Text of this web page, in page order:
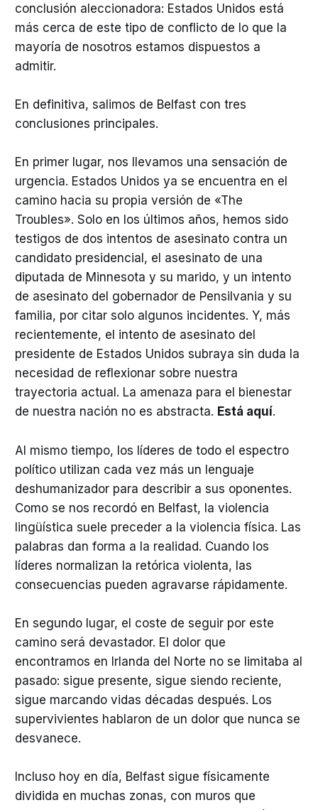
conclusión aleccionadora: Estados Unidos está
más cerca de este tipo de conflicto de lo que la
mayoría de nosotros estamos dispuestos a
admitir.
En definitiva, salimos de Belfast con tres
conclusiones principales.
En primer lugar, nos llevamos una sensación de
urgencia. Estados Unidos ya se encuentra en el
camino hacia su propia versión de «The
Troubles». Solo en los últimos años, hemos sido
testigos de dos intentos de asesinato contra un
candidato presidencial, el asesinato de una
diputada de Minnesota y su marido, y un intento
de asesinato del gobernador de Pensilvania y su
familia, por citar solo algunos incidentes. Y, más
recientemente, el intento de asesinato del
presidente de Estados Unidos subraya sin duda la
necesidad de reflexionar sobre nuestra
trayectoria actual. La amenaza para el bienestar
de nuestra nación no es abstracta. Está aquí.
Al mismo tiempo, los líderes de todo el espectro
político utilizan cada vez más un lenguaje
deshumanizador para describir a sus oponentes.
Como se nos recordó en Belfast, la violencia
lingüística suele preceder a la violencia física. Las
palabras dan forma a la realidad. Cuando los
líderes normalizan la retórica violenta, las
consecuencias pueden agravarse rápidamente.
En segundo lugar, el coste de seguir por este
camino será devastador. El dolor que
encontramos en Irlanda del Norte no se limitaba al
pasado: sigue presente, sigue siendo reciente,
sigue marcando vidas décadas después. Los
supervivientes hablaron de un dolor que nunca se
desvanece.
Incluso hoy en día, Belfast sigue físicamente
dividida en muchas zonas, con muros que